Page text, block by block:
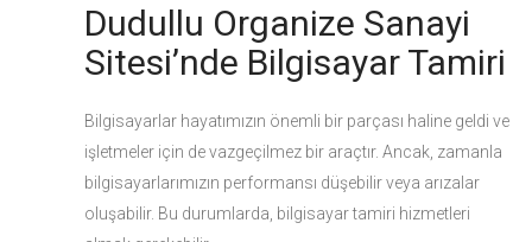
Dudullu Organize Sanayi
Sitesi’nde Bilgisayar Tamiri
Bilgisayarlar hayatımızın önemli bir parçası haline geldi ve
işletmeler için de vazgeçilmez bir araçtır. Ancak, zamanla
bilgisayarlarımızın performansı düşebilir veya arızalar
oluşabilir. Bu durumlarda, bilgisayar tamiri hizmetleri